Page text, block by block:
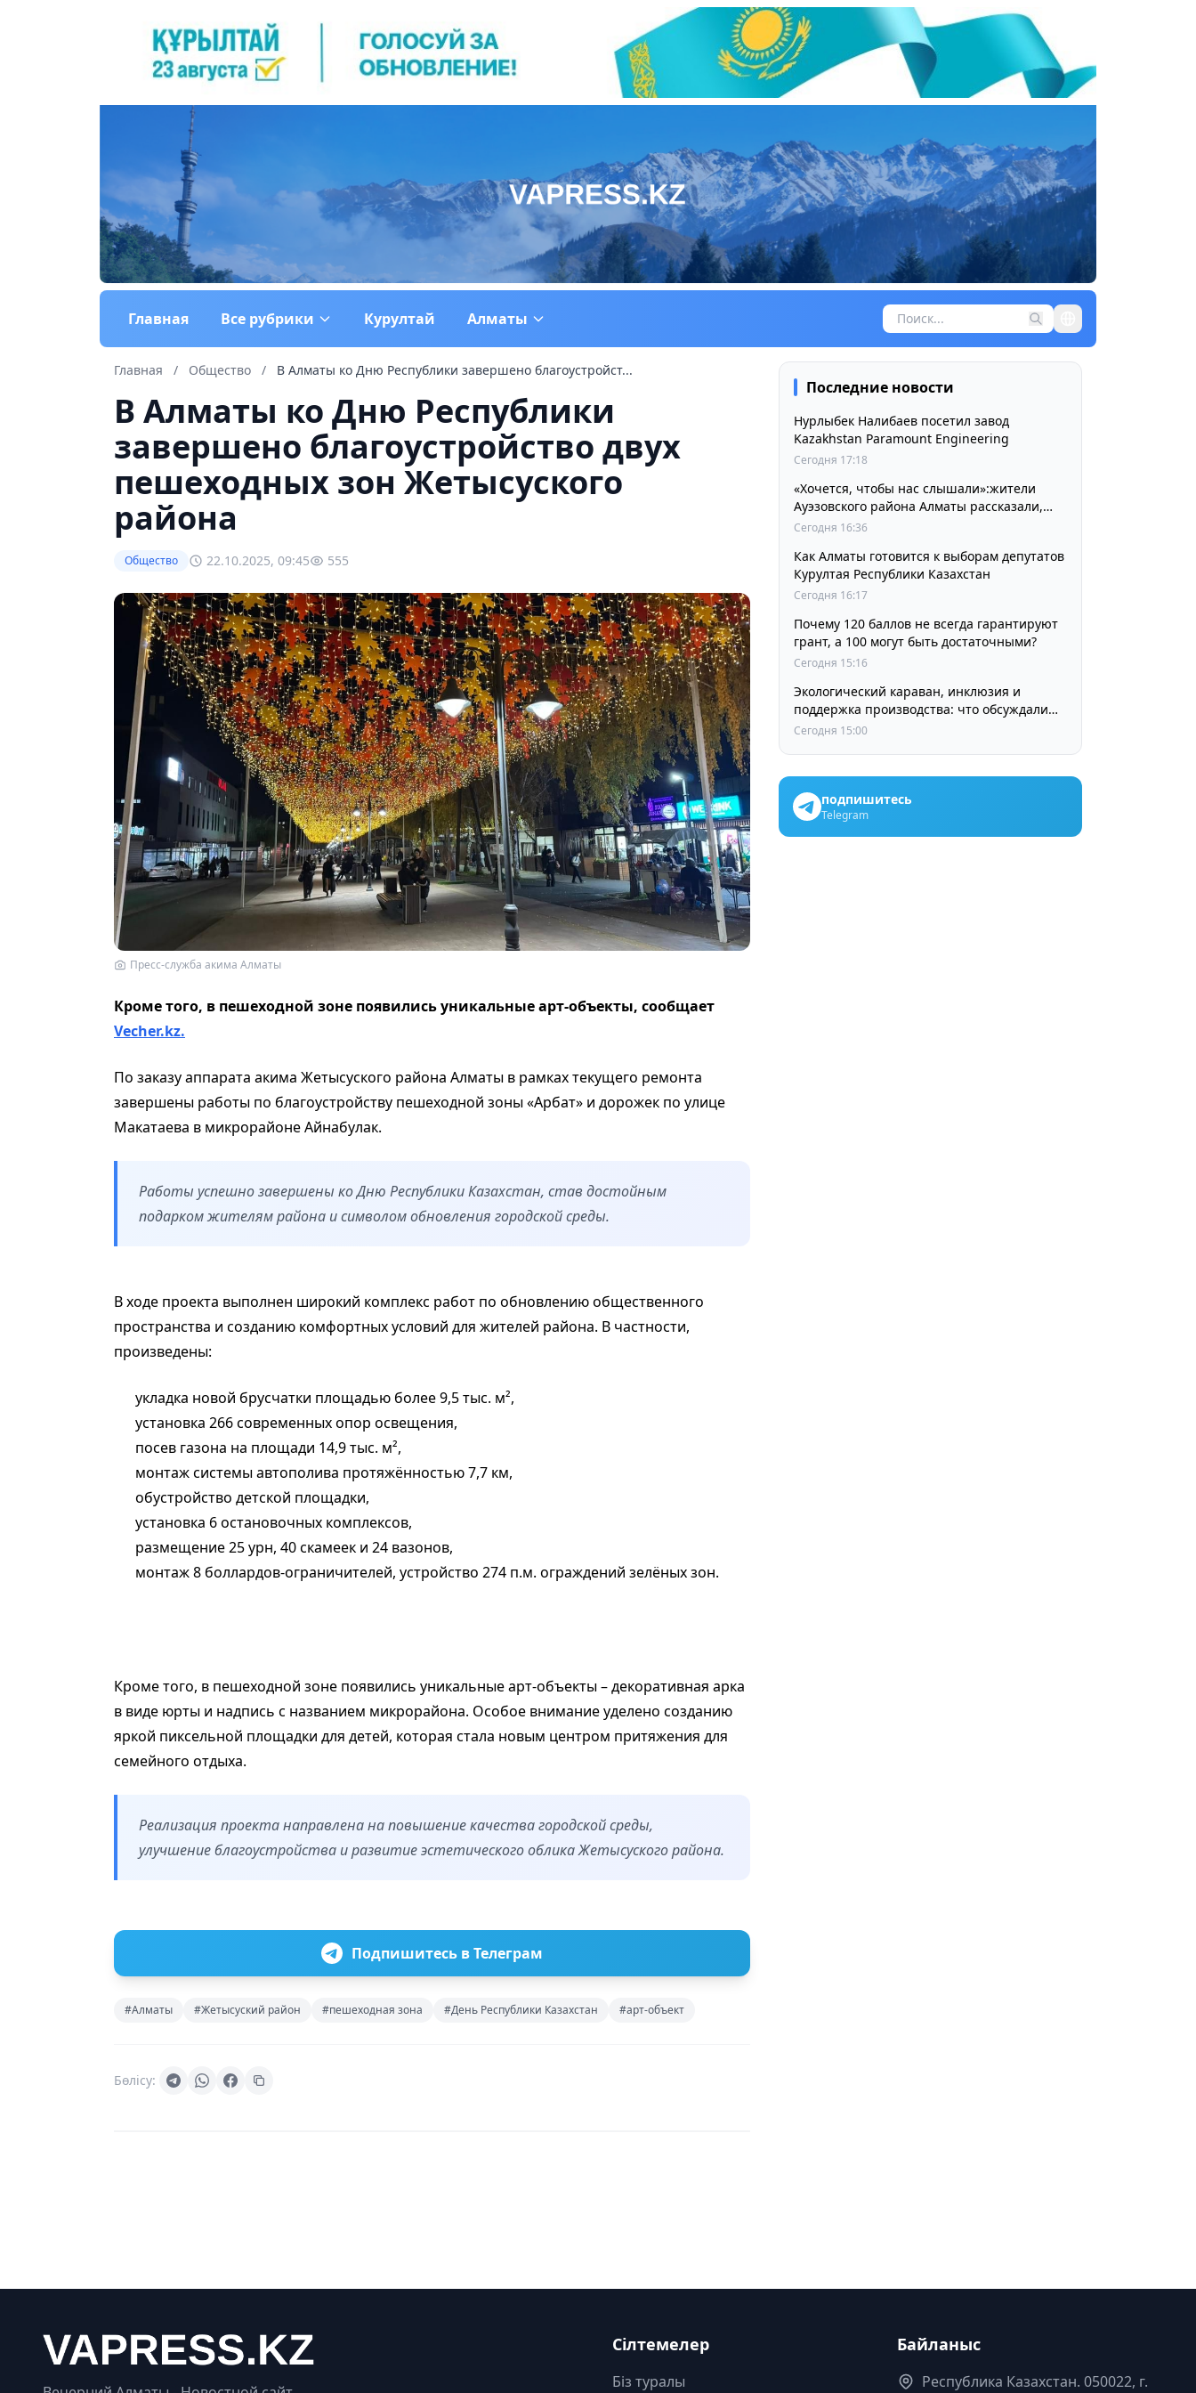
Главная Все рубрики Курултай Алматы
Главная / Общество / В Алматы ко Дню Республики завершено благоустройст...
В Алматы ко Дню Республики
завершено благоустройство двух
пешеходных зон Жетысуского
района
Общество 22.10.2025, 09:45 555
Пресс-служба акима Алматы
Кроме того, в пешеходной зоне появились уникальные арт-объекты, сообщает
Vecher.kz.
По заказу аппарата акима Жетысуского района Алматы в рамках текущего ремонта
завершены работы по благоустройству пешеходной зоны «Арбат» и дорожек по улице
Макатаева в микрорайоне Айнабулак.
Работы успешно завершены ко Дню Республики Казахстан, став достойным
подарком жителям района и символом обновления городской среды.
В ходе проекта выполнен широкий комплекс работ по обновлению общественного
пространства и созданию комфортных условий для жителей района. В частности,
произведены:
укладка новой брусчатки площадью более 9,5 тыс. м²,
установка 266 современных опор освещения,
посев газона на площади 14,9 тыс. м²,
монтаж системы автополива протяжённостью 7,7 км,
обустройство детской площадки,
установка 6 остановочных комплексов,
размещение 25 урн, 40 скамеек и 24 вазонов,
монтаж 8 боллардов-ограничителей, устройство 274 п.м. ограждений зелёных зон.
Кроме того, в пешеходной зоне появились уникальные арт-объекты – декоративная арка
в виде юрты и надпись с названием микрорайона. Особое внимание уделено созданию
яркой пиксельной площадки для детей, которая стала новым центром притяжения для
семейного отдыха.
Реализация проекта направлена на повышение качества городской среды,
улучшение благоустройства и развитие эстетического облика Жетысуского района.
Подпишитесь в Телеграм
#Алматы #Жетысуский район #пешеходная зона #День Республики Казахстан #арт-объект
Бөлісу:
Последние новости
Нурлыбек Налибаев посетил завод
Kazakhstan Paramount Engineering
Сегодня 17:18
«Хочется, чтобы нас слышали»:жители
Ауэзовского района Алматы рассказали,
чего ждут от выборов депутатов Курултая
Сегодня 16:36
Как Алматы готовится к выборам депутатов
Курултая Республики Казахстан
Сегодня 16:17
Почему 120 баллов не всегда гарантируют
грант, а 100 могут быть достаточными?
Сегодня 15:16
Экологический караван, инклюзия и
поддержка производства: что обсуждали
партии в регионах
Сегодня 15:00
подпишитесь
Telegram
Сілтемелер
Біз туралы
Байланыс
Республика Казахстан. 050022, г.